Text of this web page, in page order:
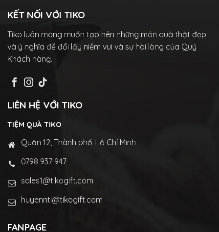
KẾT NỐI VỚI TIKO
Tiko luôn mong muốn tạo nên những món quà thật đẹp
và ý nghĩa để đổi lấy niềm vui và sự hài lòng của Quý
Khách hàng.
LIÊN HỆ VỚI TIKO
TIỆM QUÀ TIKO
Quận 12, Thành phố Hồ Chí Minh
0798 937 947
sales1@tikogift.com
huyenntl@tikogift.com
FANPAGE